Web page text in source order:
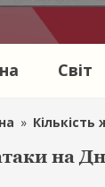
Світ
» Кількість жертв
на